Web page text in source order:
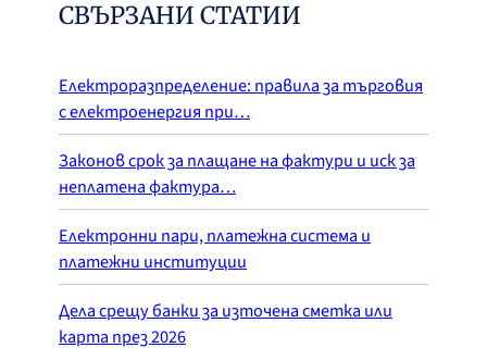
СВЪРЗАНИ СТАТИИ
Електроразпределение: правила за търговия
с електроенергия при…
Законов срок за плащане на фактури и иск за
неплатена фактура…
Електронни пари, платежна система и
платежни институции
Дела срещу банки за източена сметка или
карта през 2026